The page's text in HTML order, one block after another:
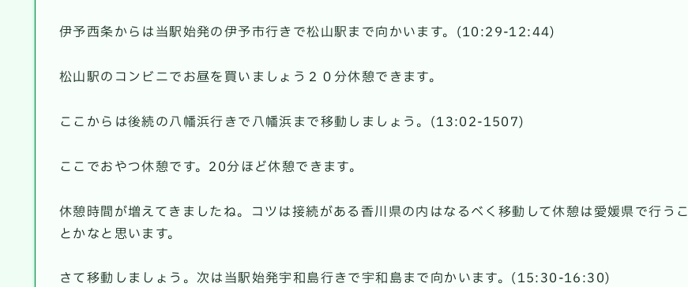
伊予西条からは当駅始発の伊予市行きで松山駅まで向かいます。(10:29-12:44)
松山駅のコンビニでお昼を買いましょう２０分休憩できます。
ここからは後続の八幡浜行きで八幡浜まで移動しましょう。(13:02-1507)
ここでおやつ休憩です。20分ほど休憩できます。
休憩時間が増えてきましたね。コツは接続がある香川県の内はなるべく移動して休憩は愛媛県で行うこ
とかなと思います。
さて移動しましょう。次は当駅始発宇和島行きで宇和島まで向かいます。(15:30-16:30)